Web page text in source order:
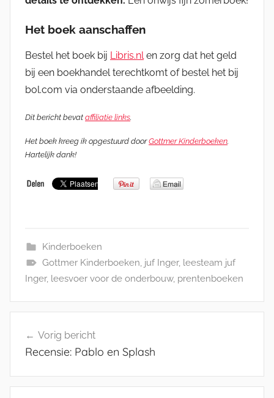
Het boek aanschaffen
Bestel het boek bij Libris.nlen zorg dat het geld
bij een boekhandel terechtkomt of bestel het bij
bol.com via onderstaande afbeelding.
Dit bericht bevat affiliatie links.
Het boek kreeg ik opgestuurd doorGottmer Kinderboeken.
Hartelijk dank!
Kinderboeken
Gottmer Kinderboeken, juf Inger, leesteam juf
Inger, leesvoer voor de onderbouw, prentenboeken
navigatie
Vorig bericht
Recensie: Pablo en Splash